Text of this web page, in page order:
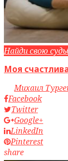
Найди свою
Моя
byМихаил
Facebook
Twitter
Google+
LinkedIn
Pinterest
share